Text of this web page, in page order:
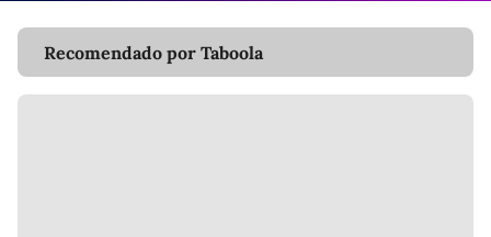
Recomendado por Taboola